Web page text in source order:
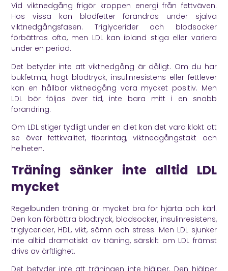
Vid viktnedgång frigör kroppen energi från fettväven.
Hos vissa kan blodfetter förändras under själva
viktnedgångsfasen. Triglycerider och blodsocker
förbättras ofta, men LDL kan ibland stiga eller variera
under en period.
Det betyder inte att viktnedgång är dåligt. Om du har
bukfetma, högt blodtryck, insulinresistens eller fettlever
kan en hållbar viktnedgång vara mycket positiv. Men
LDL bör följas över tid, inte bara mitt i en snabb
förändring.
Om LDL stiger tydligt under en diet kan det vara klokt att
se över fettkvalitet, fiberintag, viktnedgångstakt och
helheten.
Träning sänker inte alltid LDL
mycket
Regelbunden träning är mycket bra för hjärta och kärl.
Den kan förbättra blodtryck, blodsocker, insulinresistens,
triglycerider, HDL, vikt, sömn och stress. Men LDL sjunker
inte alltid dramatiskt av träning, särskilt om LDL främst
drivs av ärftlighet.